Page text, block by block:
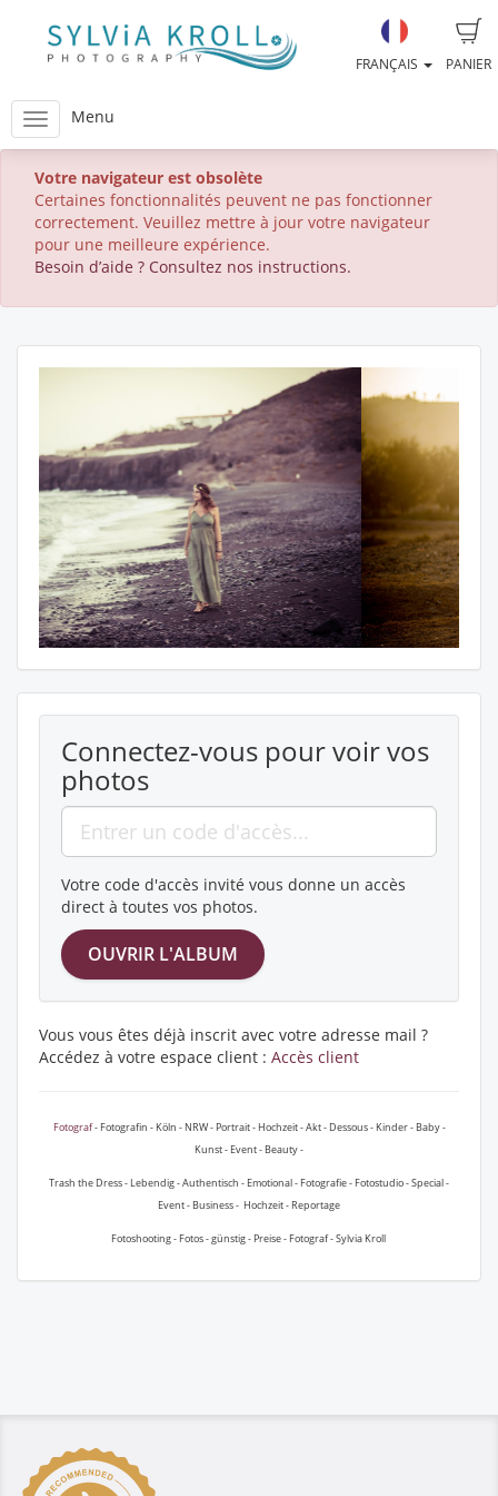
PANIER
FRANÇAIS
Menu
Votre navigateur est obsolète
Certaines fonctionnalités peuvent ne pas fonctionner
correctement. Veuillez mettre à jour votre navigateur
pour une meilleure expérience.
Besoin d’aide ? Consultez nos instructions.
Connectez-vous pour voir vos
photos
Votre code d'accès invité vous donne un accès
direct à toutes vos photos.
Vous vous êtes déjà inscrit avec votre adresse mail ?
Accédez à votre espace client : Accès client
Fotograf- Fotografin - Köln - NRW - Portrait - Hochzeit - Akt - Dessous - Kinder - Baby -
Kunst - Event - Beauty -
Trash the Dress - Lebendig - Authentisch - Emotional - Fotografie - Fotostudio - Special -
Event - Business - Hochzeit - Reportage
Fotoshooting - Fotos - günstig - Preise - Fotograf - Sylvia Kroll